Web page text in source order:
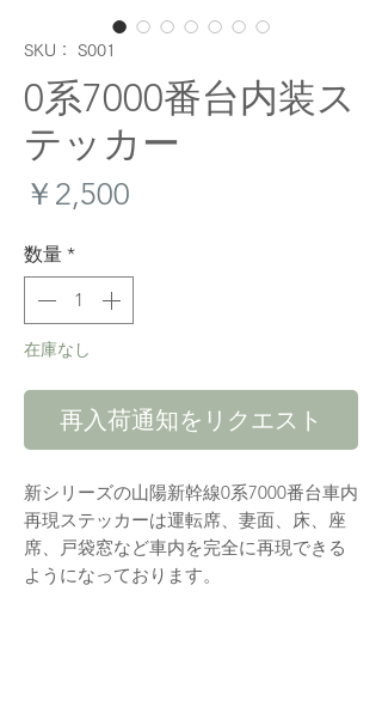
SKU： S001
0系7000番台内装ス
テッカー
￥2,500
数量 *
在庫なし
再入荷通知をリクエスト
新シリーズの山陽新幹線0系7000番台車内
再現ステッカーは運転席、妻面、床、座
席、戸袋窓など車内を完全に再現できる
ようになっております。